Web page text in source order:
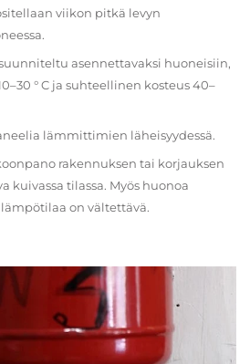
viikon pitkä levyn
asennettavaksi huoneisiin,
° C ja suhteellinen kosteus 40–
lämmittimien läheisyydessä.
rakennuksen tai korjauksen
kuivassa tilassa. Myös huonoa
on vältettävä.